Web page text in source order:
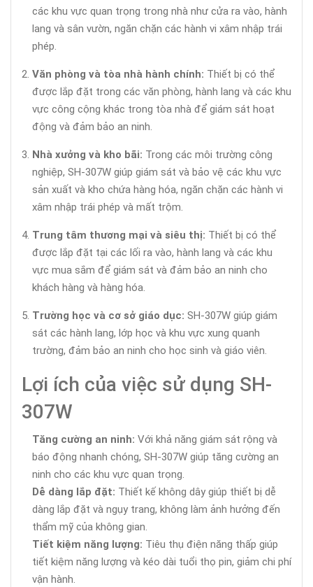
các khu vực quan trọng trong nhà như cửa ra vào, hành
lang và sân vườn, ngăn chặn các hành vi xâm nhập trái
phép.
Văn phòng và tòa nhà hành chính: Thiết bị có thể
được lắp đặt trong các văn phòng, hành lang và các khu
vực công cộng khác trong tòa nhà để giám sát hoạt
động và đảm bảo an ninh.
Nhà xưởng và kho bãi: Trong các môi trường công
nghiệp, SH-307W giúp giám sát và bảo vệ các khu vực
sản xuất và kho chứa hàng hóa, ngăn chặn các hành vi
xâm nhập trái phép và mất trộm.
Trung tâm thương mại và siêu thị: Thiết bị có thể
được lắp đặt tại các lối ra vào, hành lang và các khu
vực mua sắm để giám sát và đảm bảo an ninh cho
khách hàng và hàng hóa.
Trường học và cơ sở giáo dục: SH-307W giúp giám
sát các hành lang, lớp học và khu vực xung quanh
trường, đảm bảo an ninh cho học sinh và giáo viên.
Lợi ích của việc sử dụng SH-
307W
Tăng cường an ninh: Với khả năng giám sát rộng và
báo động nhanh chóng, SH-307W giúp tăng cường an
ninh cho các khu vực quan trọng.
Dễ dàng lắp đặt: Thiết kế không dây giúp thiết bị dễ
dàng lắp đặt và ngụy trang, không làm ảnh hưởng đến
thẩm mỹ của không gian.
Tiết kiệm năng lượng: Tiêu thụ điện năng thấp giúp
tiết kiệm năng lượng và kéo dài tuổi thọ pin, giảm chi phí
vận hành.